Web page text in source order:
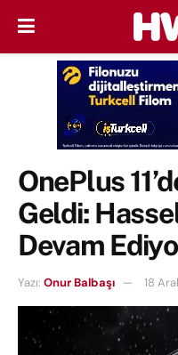
OnePlus
Geldi:
Devam
Yazı: Onur Balbaşı 18